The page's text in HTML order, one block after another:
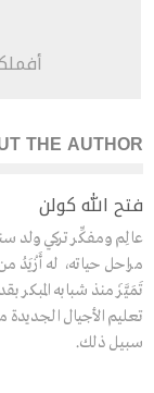
THE AUTHOR
فتح الله كولن
تَمَيَّزَ منذ شبابه المبكر
تعليم الأجيال
سبيل ذلك.